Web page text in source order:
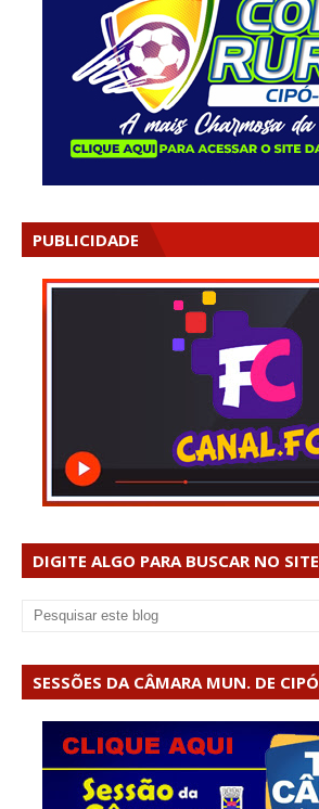
PUBLICIDADE
DIGITE ALGO PARA BUSCAR NO SITE
SESSÕES DA CÂMARA MUN. DE CIPÓ